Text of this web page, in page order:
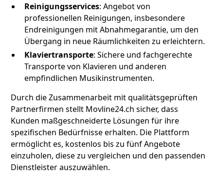
Reinigungsservices: Angebot von
professionellen Reinigungen, insbesondere
Endreinigungen mit Abnahmegarantie, um den
Übergang in neue Räumlichkeiten zu erleichtern.
Klaviertransporte: Sichere und fachgerechte
Transporte von Klavieren und anderen
empfindlichen Musikinstrumenten.
Durch die Zusammenarbeit mit qualitätsgeprüften
Partnerfirmen stellt Movline24.ch sicher, dass
Kunden maßgeschneiderte Lösungen für ihre
spezifischen Bedürfnisse erhalten. Die Plattform
ermöglicht es, kostenlos bis zu fünf Angebote
einzuholen, diese zu vergleichen und den passenden
Dienstleister auszuwählen.